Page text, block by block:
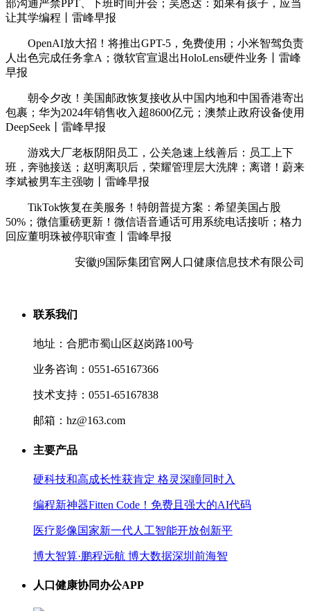
部沟通严禁PPT、下班时间开会；吴恩达：如果有孩子，应当
让其学编程丨雷峰早报
OpenAI放大招！将推出GPT-5，免费使用；小米智驾负责
人出色完成任务拿A；微软官宣退出HoloLens硬件业务丨雷峰
早报
朝令夕改！美国邮政恢复接收从中国内地和中国香港寄出
包裹；华为2024年销售收入超8600亿元；澳禁止政府设备使用
DeepSeek丨雷峰早报
游戏大厂老板阴阳员工，公关急速上线善后：员工上下
班，奔驰接送；赵明离职后，荣耀管理层大洗牌；离谱！蔚来
李斌被男车主强吻丨雷峰早报
TikTok恢复在美服务！特朗普提方案：希望美国占股
50%；微信重磅更新！微信语音通话可用系统电话接听；格力
回应董明珠被停职审查丨雷峰早报
安徽j9国际集团官网人口健康信息技术有限公司
联系我们
地址：合肥市蜀山区赵岗路100号
业务咨询：0551-65167366
技术支持：0551-65167838
邮箱：hz@163.com
主要产品
硬科技和高成长性获肯定 格灵深瞳同时入
编程新神器Fitten Code！免费且强大的AI代码
医疗影像国家新一代人工智能开放创新平
博大智算·鹏程远航 博大数据深圳前海智
人口健康协同办公APP